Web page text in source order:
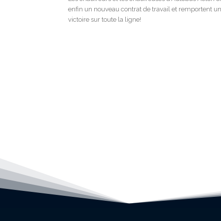
enfin un nouveau contrat de travail et remportent
victoire sur toute la ligne!